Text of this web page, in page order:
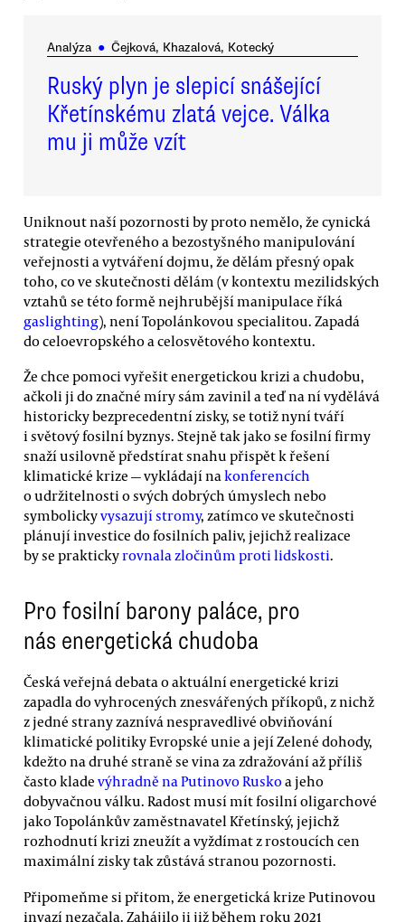
Analýza ● Čejková, Khazalová, Kotecký
Ruský plyn je slepicí snášející
Křetínskému zlatá vejce. Válka
mu ji může vzít
Uniknout naší pozornosti by proto nemělo, že cynická
strategie otevřeného a bezostyšného manipulování
veřejnosti a vytváření dojmu, že dělám přesný opak
toho, co ve skutečnosti dělám (v kontextu mezilidských
vztahů se této formě nejhrubější manipulace říká
gaslighting), není Topolánkovou specialitou. Zapadá
do celoevropského a celosvětového kontextu.
Že chce pomoci vyřešit energetickou krizi a chudobu,
ačkoli ji do značné míry sám zavinil a teď na ní vydělává
historicky bezprecedentní zisky, se totiž nyní tváří
i světový fosilní byznys. Stejně tak jako se fosilní firmy
snaží usilovně předstírat snahu přispět k řešení
klimatické krize — vykládají nakonferencích
o udržitelnosti o svých dobrých úmyslech nebo
symbolickyvysazují stromy, zatímco ve skutečnosti
plánují investice do fosilních paliv, jejichž realizace
by se praktickyrovnala zločinům proti lidskosti.
Pro fosilní barony paláce, pro
nás energetická chudoba
Česká veřejná debata o aktuální energetické krizi
zapadla do vyhrocených znesvářených příkopů, z nichž
z jedné strany zaznívá nespravedlivé obviňování
klimatické politiky Evropské unie a její Zelené dohody,
kdežto na druhé straně se vina za zdražování až příliš
často klade výhradně na Putinovo Ruskoa jeho
dobyvačnou válku. Radost musí mít fosilní oligarchové
jako Topolánkův zaměstnavatel Křetínský, jejichž
rozhodnutí krizi zneužít a vyždímat z rostoucích cen
maximální zisky tak zůstává stranou pozornosti.
Připomeňme si přitom, že energetická krize Putinovou
invazí nezačala. Zahájilo ji již během roku 2021